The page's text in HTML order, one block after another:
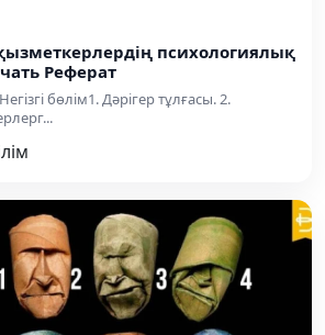
психологиялық
Реферат
бөлім1. Дәрігер тұлғасы. 2.